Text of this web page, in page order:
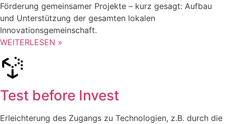
Förderung gemeinsamer Projekte – kurz gesagt: Aufbau
und Unterstützung der gesamten lokalen
Innovationsgemeinschaft.
WEITERLESEN »
Test before Invest
Erleichterung des Zugangs zu Technologien, z.B. durch die